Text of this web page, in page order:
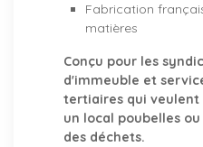
Fabrication
matières
Conçu pour les
d'immeuble et
tertiaires qui
un local poubelles
des déchets.